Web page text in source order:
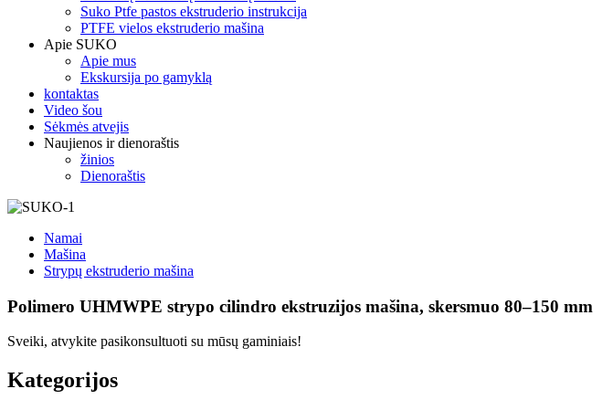
Suko Ptfe pastos ekstruderio instrukcija
PTFE vielos ekstruderio mašina
Apie SUKO
Apie mus
Ekskursija po gamyklą
kontaktas
Video šou
Sėkmės atvejis
Naujienos ir dienoraštis
žinios
Dienoraštis
Namai
Mašina
Strypų ekstruderio mašina
Polimero UHMWPE strypo cilindro ekstruzijos mašina, skersmuo 80–150 mm
Sveiki, atvykite pasikonsultuoti su mūsų gaminiais!
Kategorijos